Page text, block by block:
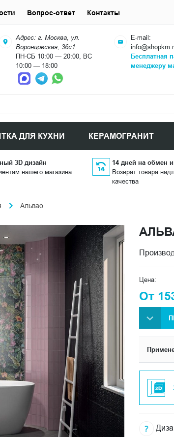
Адрес: г. Москва, ул.
Воронцовская, 36с1
ПН-СБ 10:00 — 20:00, ВС
10:00 — 18:00
E-mail:
Бесплатная
менеджеру
ДЛЯ КУХНИ КЕРАМОГРАНИТ
Вопрос-ответ Контакты
3D дизайн
нашего магазина
14 дней на обмен
Возврат товара
качества
Альвао
Цена:
От